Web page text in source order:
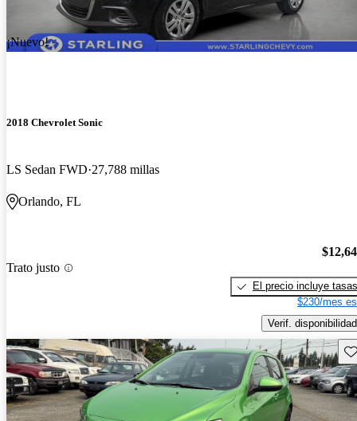
¡Nuevo!
2018 Chevrolet Sonic
LS Sedan FWD 27,788 millas
Orlando, FL
Trato justo
El precio incluye tasas
$230/mes
Verif. disponibilidad